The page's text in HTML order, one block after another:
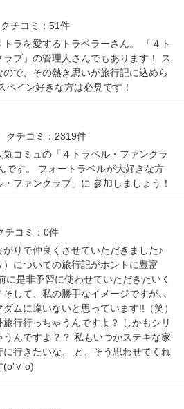
チコミ：51件
ラを愛するトラベラーさん。 「４ト
ラブ」の管理人さんでもあります！ ス
で、その熱き思いが旅行記に込めら
ペイン好きな方は必見です！
チコミ：2319件
気コミュの「４トラベル・ファンクラ
です。 フォートラベルが大好きな方
ファンクラブ」に 参加しましょう！
コミ：0件
がりで仲良くさせていただきました♪
についての旅行記がホントに豊富
に是非予習に使わせていただきたいく
して、私の勝手なイメージですが､､
ムに違いないと思っています!!（笑）
行行っちゃうんですよ？ しかもシリ
うんですよ？？ 私もいつかステキな家
に行きたいな、 と、そう思わせてくれ
(o'∨'o)